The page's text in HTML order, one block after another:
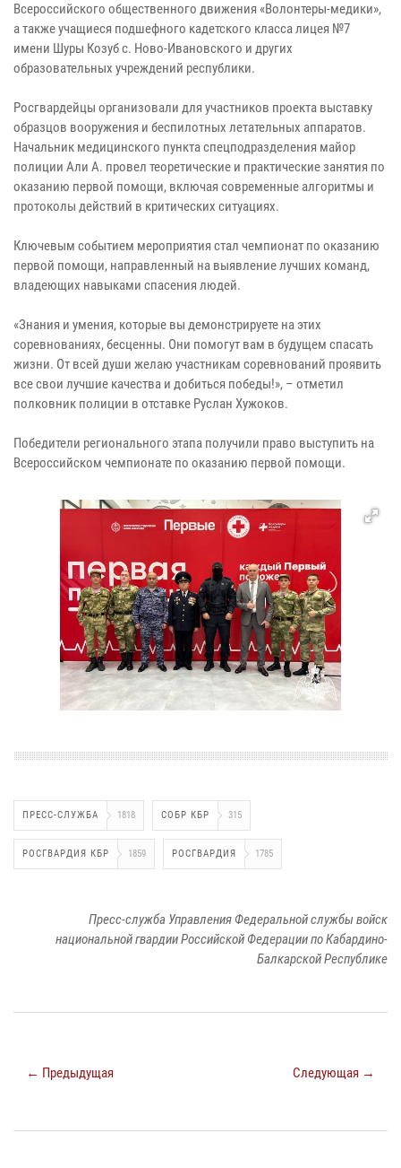
Всероссийского общественного движения «Волонтеры-медики»,
а также учащиеся подшефного кадетского класса лицея №7
имени Шуры Козуб с. Ново-Ивановского и других
образовательных учреждений республики.
Росгвардейцы организовали для участников проекта выставку
образцов вооружения и беспилотных летательных аппаратов.
Начальник медицинского пункта спецподразделения майор
полиции Али А. провел теоретические и практические занятия по
оказанию первой помощи, включая современные алгоритмы и
протоколы действий в критических ситуациях.
Ключевым событием мероприятия стал чемпионат по оказанию
первой помощи, направленный на выявление лучших команд,
владеющих навыками спасения людей.
«Знания и умения, которые вы демонстрируете на этих
соревнованиях, бесценны. Они помогут вам в будущем спасать
жизни. От всей души желаю участникам соревнований проявить
все свои лучшие качества и добиться победы!», – отметил
полковник полиции в отставке Руслан Хужоков.
Победители регионального этапа получили право выступить на
Всероссийском чемпионате по оказанию первой помощи.
ПРЕСС-СЛУЖБА 1818 СОБР КБР 315
РОСГВАРДИЯ КБР 1859 РОСГВАРДИЯ 1785
Пресс-служба Управления Федеральной службы войск
национальной гвардии Российской Федерации по Кабардино-
Балкарской Республике
← Предыдущая Следующая →